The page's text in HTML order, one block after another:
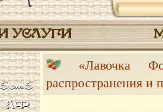
УСЛУГИ
«Лавочка
распространения и